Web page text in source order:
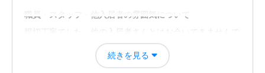
職員・スタッフ・他入居者の雰囲気について
親切丁寧でした。他の入居者さんとはお会いできませんで
した。まだまだ入居するつもりはないです。
続きを見る